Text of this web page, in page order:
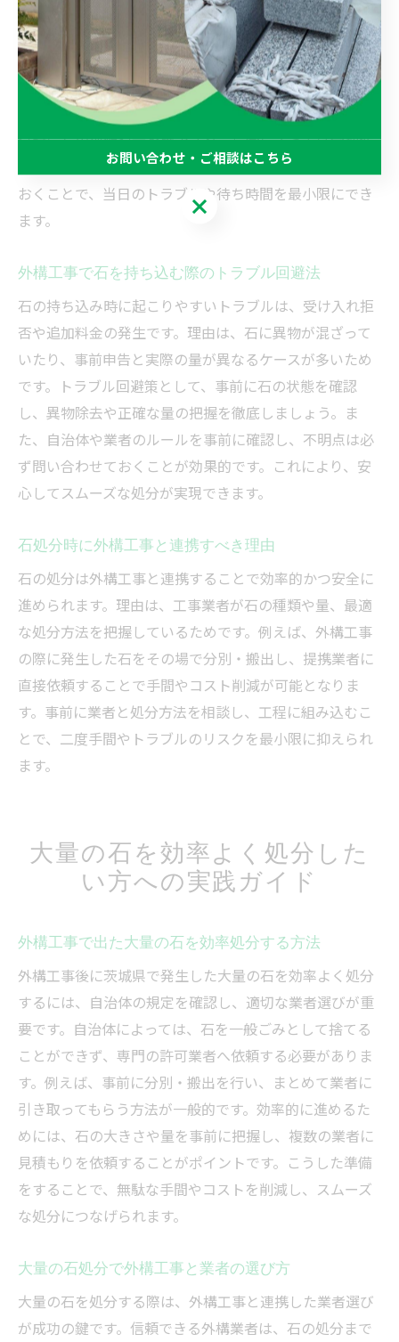
茨城県で石を処分場に持ち込む流れは、事前問い合わせ
→予約（必要な場合）→現地受付→計量・確認→搬入・
支払いという段階を踏みます。なぜなら、処分場ごとに
受付方法や手順が定められているためです。例えば、受
付時に石の種類や量を確認され、場合によっては分別作
業が求められることもあります。流れを事前に把握して
おくことで、当日のトラブルや待ち時間を最小限にでき
ます。
外構工事で石を持ち込む際のトラブル回避法
石の持ち込み時に起こりやすいトラブルは、受け入れ拒
否や追加料金の発生です。理由は、石に異物が混ざって
いたり、事前申告と実際の量が異なるケースが多いため
です。トラブル回避策として、事前に石の状態を確認
し、異物除去や正確な量の把握を徹底しましょう。ま
た、自治体や業者のルールを事前に確認し、不明点は必
ず問い合わせておくことが効果的です。これにより、安
心してスムーズな処分が実現できます。
石処分時に外構工事と連携すべき理由
石の処分は外構工事と連携することで効率的かつ安全に
進められます。理由は、工事業者が石の種類や量、最適
な処分方法を把握しているためです。例えば、外構工事
の際に発生した石をその場で分別・搬出し、提携業者に
直接依頼することで手間やコスト削減が可能となりま
す。事前に業者と処分方法を相談し、工程に組み込むこ
とで、二度手間やトラブルのリスクを最小限に抑えられ
ます。
大量の石を効率よく処分した
い方への実践ガイド
外構工事で出た大量の石を効率処分する方法
外構工事後に茨城県で発生した大量の石を効率よく処分
するには、自治体の規定を確認し、適切な業者選びが重
要です。自治体によっては、石を一般ごみとして捨てる
ことができず、専門の許可業者へ依頼する必要がありま
す。例えば、事前に分別・搬出を行い、まとめて業者に
引き取ってもらう方法が一般的です。効率的に進めるた
めには、石の大きさや量を事前に把握し、複数の業者に
見積もりを依頼することがポイントです。こうした準備
をすることで、無駄な手間やコストを削減し、スムーズ
な処分につなげられます。
大量の石処分で外構工事と業者の選び方
大量の石を処分する際は、外構工事と連携した業者選び
が成功の鍵です。信頼できる外構業者は、石の処分まで
お問い合わせ・ご相談はこちら
お問い合わせ・ご相談はこちら